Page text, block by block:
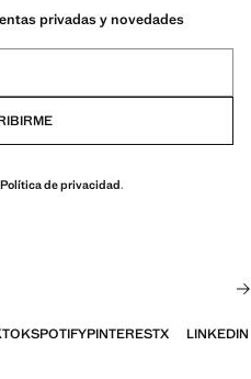
privadas y novedades
Política de privacidad.
SPOTIFYPINTERESTX LINKEDIN